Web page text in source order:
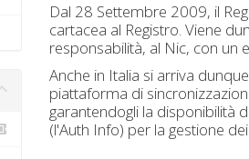
Dal 28 Settembre 2009, il
cartacea al Registro. Viene
responsabilità, al Nic, con un
Anche in Italia si arriva
piattaforma di
garantendogli la disponibilità
(l'Auth Info) per la gestione